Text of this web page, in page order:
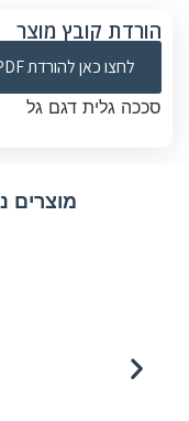
הורדת קובץ מוצר
לחצו כאן להורדת PDF
סככה גלית דגם גל
מוצרים